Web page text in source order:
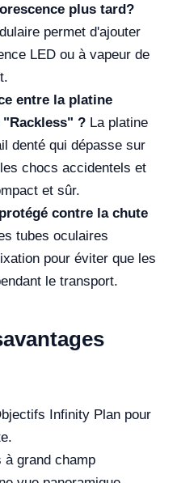
plus tard?
permet d'ajouter
LED ou à vapeur de
entre la platine
? La platine
denté qui dépasse sur
chocs accidentels et
et sûr.
contre la chute
tubes oculaires
pour éviter que les
le transport.
Infinity Plan pour
à grand champ